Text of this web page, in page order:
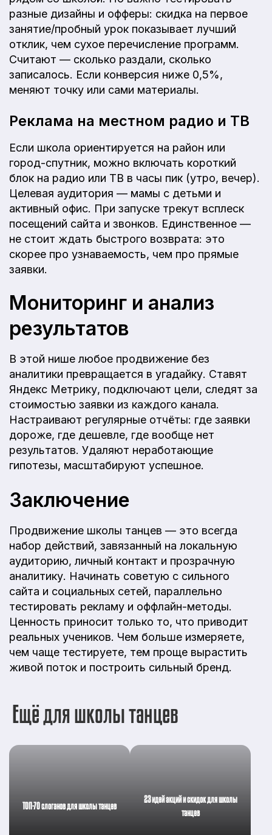
разные дизайны и офферы: скидка на первое
занятие/пробный урок показывает лучший
отклик, чем сухое перечисление программ.
Считают — сколько раздали, сколько
записалось. Если конверсия ниже 0,5%,
меняют точку или сами материалы.
Реклама на местном радио и ТВ
Если школа ориентируется на район или
город-спутник, можно включать короткий
блок на радио или ТВ в часы пик (утро, вечер).
Целевая аудитория — мамы с детьми и
активный офис. При запуске трекут всплеск
посещений сайта и звонков. Единственное —
не стоит ждать быстрого возврата: это
скорее про узнаваемость, чем про прямые
заявки.
Мониторинг и анализ
результатов
В этой нише любое продвижение без
аналитики превращается в угадайку. Ставят
Яндекс Метрику, подключают цели, следят за
стоимостью заявки из каждого канала.
Настраивают регулярные отчёты: где заявки
дороже, где дешевле, где вообще нет
результатов. Удаляют неработающие
гипотезы, масштабируют успешное.
Заключение
Продвижение школы танцев — это всегда
набор действий, завязанный на локальную
аудиторию, личный контакт и прозрачную
аналитику. Начинать советую с сильного
сайта и социальных сетей, параллельно
тестировать рекламу и оффлайн-методы.
Ценность приносит только то, что приводит
реальных учеников. Чем больше измеряете,
чем чаще тестируете, тем проще вырастить
живой поток и построить сильный бренд.
Ещё для школы танцев
ТОП-70 слоганов для школы танцев
23 идей акций и скидок для школы
танцев